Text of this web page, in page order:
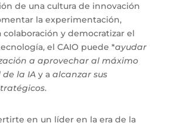
de una cultura de innovación
la experimentación,
colaboración y democratizar el
el CAIO puede *ayudar
a aprovechar al máximo
la IAy a alcanzar sus
.
en un líder en la era de la